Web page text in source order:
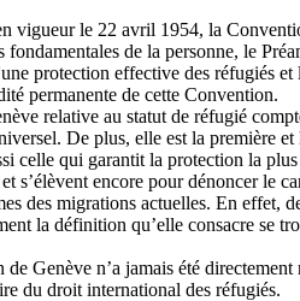
vigueur le 22 avril 1954, la
fondamentales de la personne, le
protection effective des réfugiés
permanente de cette Convention.
relative au statut de réfugié
De plus, elle est la première
celle qui garantit la protection la
s’élèvent encore pour dénoncer le
des migrations actuelles. En effet,
la définition qu’elle consacre se
Genève n’a jamais été
du droit international des réfugiés.